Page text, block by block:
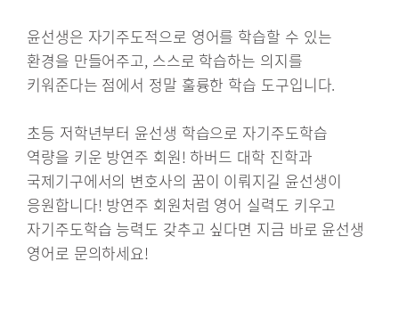
윤선생은 자기주도적으로 영어를 학습할 수 있는
환경을 만들어주고, 스스로 학습하는 의지를
키워준다는 점에서 정말 훌륭한 학습 도구입니다.
초등 저학년부터 윤선생 학습으로 자기주도학습
역량을 키운 방연주 회원! 하버드 대학 진학과
국제기구에서의 변호사의 꿈이 이뤄지길 윤선생이
응원합니다! 방연주 회원처럼 영어 실력도 키우고
자기주도학습 능력도 갖추고 싶다면 지금 바로 윤선생
영어로 문의하세요!